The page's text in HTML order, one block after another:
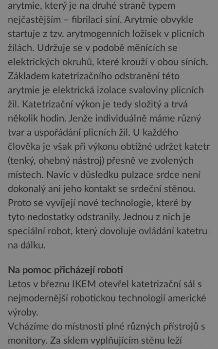
arytmie, který je na druhé straně typem
nejčastějším – fibrilaci síní. Arytmie obvykle
startuje z tzv. arytmogenních ložisek v plicních
žílách. Udržuje se v podobě měnících se
elektrických okruhů, které krouží v obou síních.
Základem katetrizačního odstranění této
arytmie je elektrická izolace svaloviny plicních
žil. Katetrizační výkon je tedy složitý a trvá
několik hodin. Jenže individuálně máme různý
tvar a uspořádání plicních žil. U každého
člověka je však při výkonu obtížné udržet katetr
(tenký, ohebný nástroj) přesně ve zvolených
místech. Navíc v důsledku pulzace srdce není
dokonalý ani jeho kontakt se srdeční stěnou.
Proto se vyvíjejí nové technologie, které by
tyto nedostatky odstranily. Jednou z nich je
speciální robot, který dovoluje ovládání katetru
na dálku.
Na pomoc přicházejí roboti
Letos v březnu IKEM otevřel katetrizační sál s
nejmodernější robotickou technologií americké
výroby.
Vcházíme do místnosti plné různých přístrojů s
monitory. Za sklem vyplňujícím stěnu leží